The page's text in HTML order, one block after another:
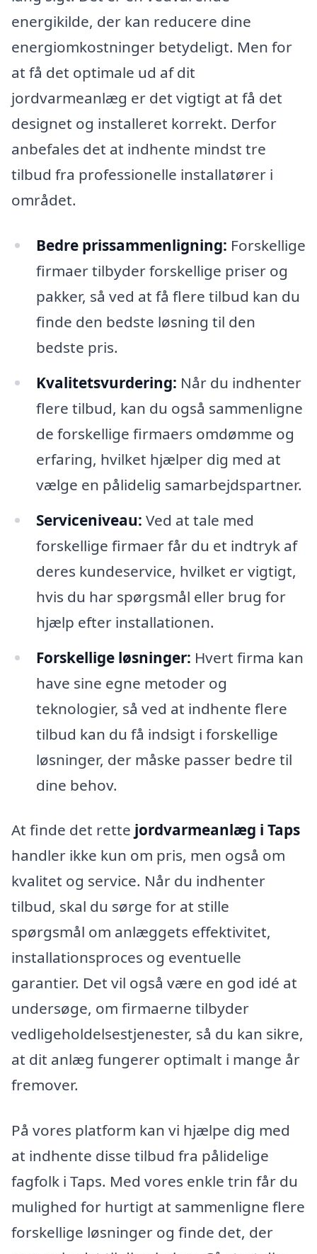
energikilde, der kan reducere dine
energiomkostninger betydeligt. Men for
at få det optimale ud af dit
jordvarmeanlæg er det vigtigt at få det
designet og installeret korrekt. Derfor
anbefales det at indhente mindst tre
tilbud fra professionelle installatører i
området.
Bedre prissammenligning: Forskellige
firmaer tilbyder forskellige priser og
pakker, så ved at få flere tilbud kan du
finde den bedste løsning til den
bedste pris.
Kvalitetsvurdering: Når du indhenter
flere tilbud, kan du også sammenligne
de forskellige firmaers omdømme og
erfaring, hvilket hjælper dig med at
vælge en pålidelig samarbejdspartner.
Serviceniveau: Ved at tale med
forskellige firmaer får du et indtryk af
deres kundeservice, hvilket er vigtigt,
hvis du har spørgsmål eller brug for
hjælp efter installationen.
Forskellige løsninger: Hvert firma kan
have sine egne metoder og
teknologier, så ved at indhente flere
tilbud kan du få indsigt i forskellige
løsninger, der måske passer bedre til
dine behov.
At finde det rette jordvarmeanlæg i Taps
handler ikke kun om pris, men også om
kvalitet og service. Når du indhenter
tilbud, skal du sørge for at stille
spørgsmål om anlæggets effektivitet,
installationsproces og eventuelle
garantier. Det vil også være en god idé at
undersøge, om firmaerne tilbyder
vedligeholdelsestjenester, så du kan sikre,
at dit anlæg fungerer optimalt i mange år
fremover.
På vores platform kan vi hjælpe dig med
at indhente disse tilbud fra pålidelige
fagfolk i Taps. Med vores enkle trin får du
mulighed for hurtigt at sammenligne flere
forskellige løsninger og finde det, der